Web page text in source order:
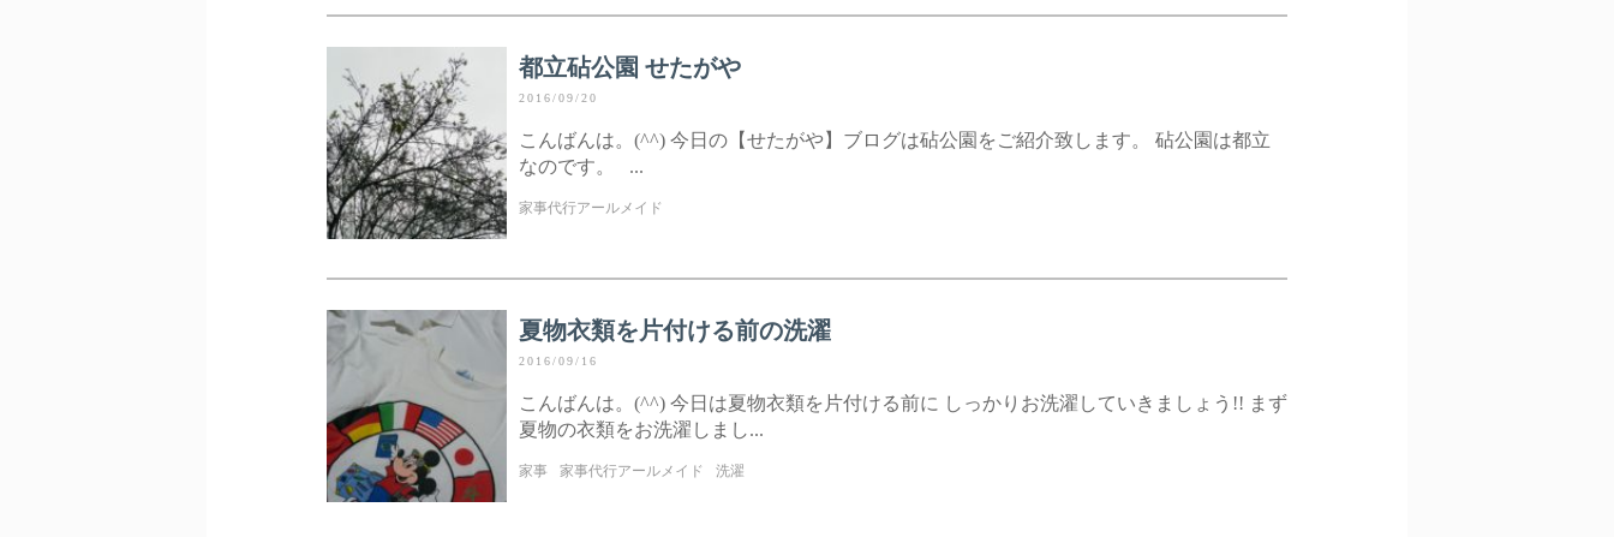
都立砧公園 せたがや
2016/09/20
こんばんは。(^^) 今日の【せたがや】ブログは砧公園をご紹介致します。 砧公園は都立
なのです。 ...
家事代行アールメイド
夏物衣類を片付ける前の洗濯
2016/09/16
こんばんは。(^^) 今日は夏物衣類を片付ける前に しっかりお洗濯していきましょう!! まず
夏物の衣類をお洗濯しまし...
家事 家事代行アールメイド 洗濯